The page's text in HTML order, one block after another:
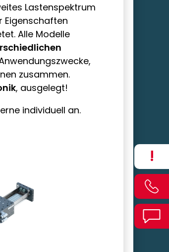
!
Lastenspektrum
Eigenschaften
Alle Modelle
zusammen.
, ausgelegt!
individuell an.